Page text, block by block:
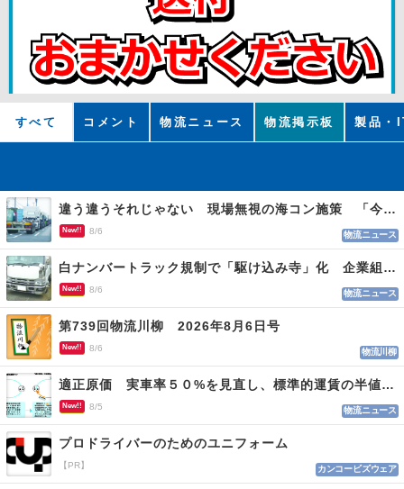
すべて コメント 物流ニュース 物流掲示板 製品・
違う違うそれじゃない 現場無視の海コン施策 「今でも平均２～３時間は待つ」
New!! 8/6 物流ニュース
白ナンバートラック規制で「駆け込み寺」化 企業組合が入会基準を見直しへ
New!! 8/6 物流ニュース
第739回物流川柳 2026年8月6日号
New!! 8/6 物流川柳
適正原価 実車率５０%を見直し、標準的運賃の半値の恐れも
New!! 8/5 物流ニュース
プロドライバーのためのユニフォーム
【PR】 カンコービズウェア